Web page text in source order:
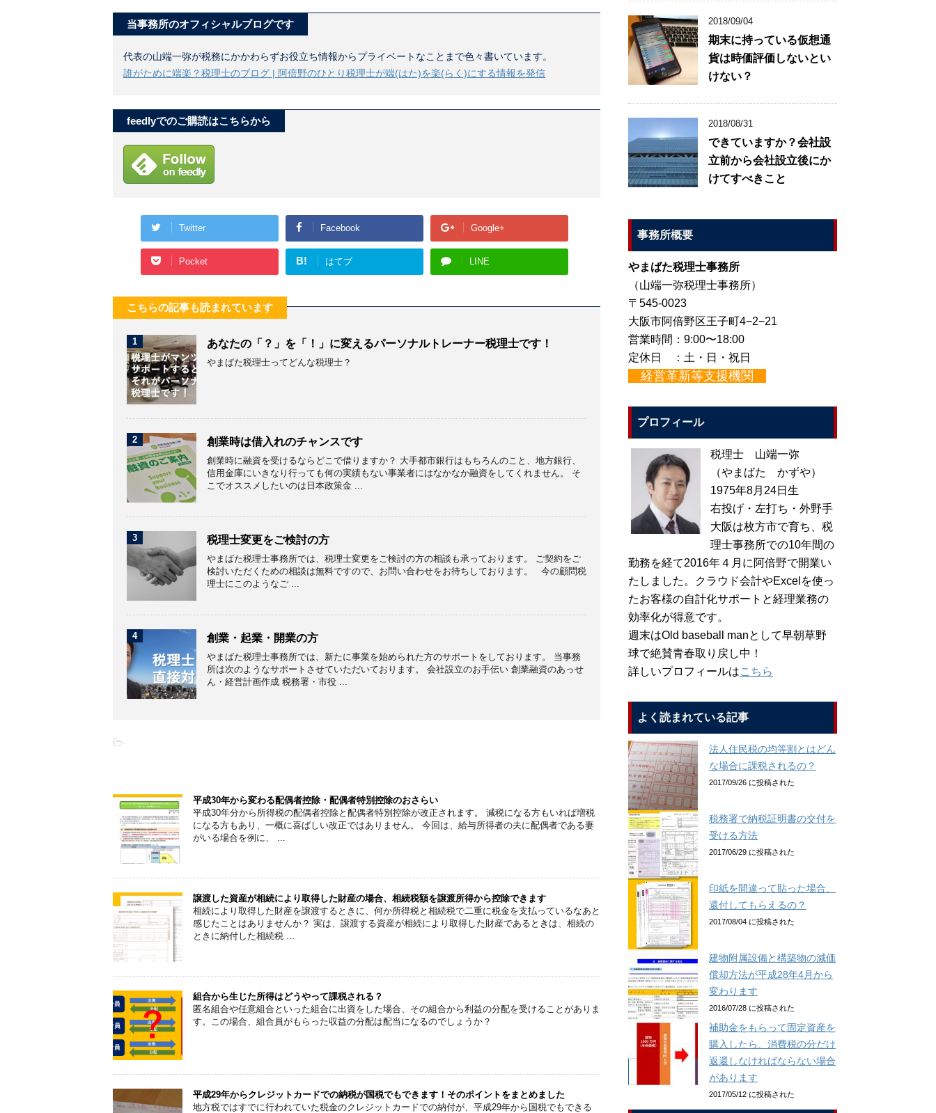
当事務所のオフィシャルブログです
代表の山端一弥が税務にかかわらずお役立ち情報からプライベートなことまで色々書いています。
誰がために端楽？税理士のブログ | 阿倍野のひとり税理士が端(はた)を楽(らく)にする情報を発信
feedlyでのご購読はこちらから
Twitter Facebook Google+
Pocket B! はてブ LINE
こちらの記事も読まれています
1 あなたの「？」を「！」に変えるパーソナルトレーナー税理士です！
やまばた税理士ってどんな税理士？
2 創業時は借入れのチャンスです
創業時に融資を受けるならどこで借りますか？ 大手都市銀行はもちろんのこと、地方銀行、
信用金庫にいきなり行っても何の実績もない事業者にはなかなか融資をしてくれません。 そ
こでオススメしたいのは日本政策金 ...
3 税理士変更をご検討の方
やまばた税理士事務所では、税理士変更をご検討の方の相談も承っております。 ご契約をご
検討いただくための相談は無料ですので、お問い合わせをお待ちしております。 今の顧問税
理士にこのようなご ...
4 創業・起業・開業の方
やまばた税理士事務所では、新たに事業を始められた方のサポートをしております。 当事務
所は次のようなサポートさせていただいております。 会社設立のお手伝い 創業融資のあっせ
ん・経営計画作成 税務署・市役 ...
-
平成30年から変わる配偶者控除・配偶者特別控除のおさらい
平成30年分から所得税の配偶者控除と配偶者特別控除が改正されます。 減税になる方もいれば増税
になる方もあり、一概に喜ばしい改正ではありません。 今回は、給与所得者の夫に配偶者である妻
がいる場合を例に、 ...
譲渡した資産が相続により取得した財産の場合、相続税額を譲渡所得から控除できます
相続により取得した財産を譲渡するときに、何か所得税と相続税で二重に税金を支払っているなあと
感じたことはありませんか？ 実は、譲渡する資産が相続により取得した財産であるときは、相続の
ときに納付した相続税 ...
組合から生じた所得はどうやって課税される？
匿名組合や任意組合といった組合に出資をした場合、その組合から利益の分配を受けることがありま
す。この場合、組合員がもらった収益の分配は配当になるのでしょうか？
平成29年からクレジットカードでの納税が国税でもできます！そのポイントをまとめました
地方税ではすでに行われていた税金のクレジットカードでの納付が、平成29年から国税でもできる
2018/09/04
期末に持っている仮想通
貨は時価評価しないとい
けない？
2018/08/31
できていますか？会社設
立前から会社設立後にか
けてすべきこと
事務所概要
やまばた税理士事務所
（山端一弥税理士事務所）
〒545-0023
大阪市阿倍野区王子町4−2−21
営業時間：9:00〜18:00
定休日 ：土・日・祝日
経営革新等支援機関
プロフィール
税理士 山端一弥
（やまばた かずや）
1975年8月24日生
右投げ・左打ち・外野手
大阪は枚方市で育ち、税
理士事務所での10年間の
勤務を経て2016年４月に阿倍野で開業い
たしました。クラウド会計やExcelを使っ
たお客様の自計化サポートと経理業務の
効率化が得意です。
週末はOld baseball manとして早朝草野
球で絶賛青春取り戻し中！
詳しいプロフィールはこちら
よく読まれている記事
法人住民税の均等割とはどん
な場合に課税されるの？
2017/09/26 に投稿された
税務署で納税証明書の交付を
受ける方法
2017/06/29 に投稿された
印紙を間違って貼った場合、
還付してもらえるの？
2017/08/04 に投稿された
建物附属設備と構築物の減価
償却方法が平成28年4月から
変わります
2016/07/28 に投稿された
補助金をもらって固定資産を
購入したら、消費税の分だけ
返還しなければならない場合
があります
2017/05/12 に投稿された